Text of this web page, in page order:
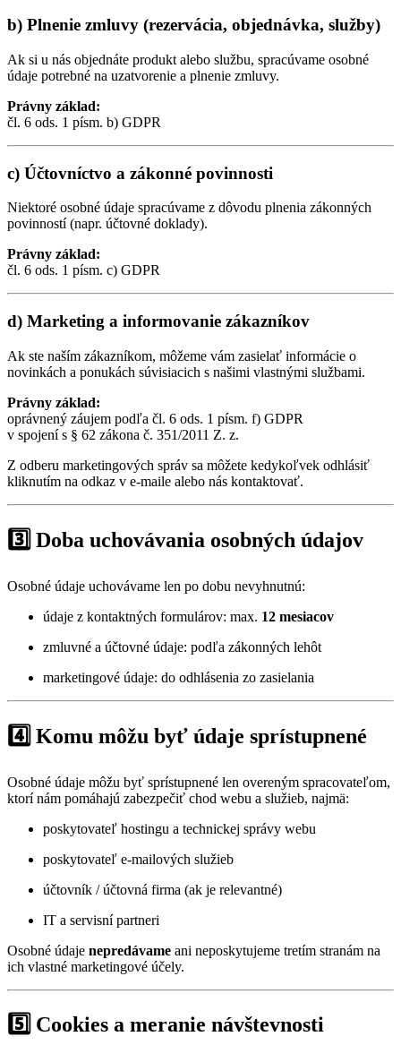
b) Plnenie zmluvy (rezervácia, objednávka, služby)
Ak si u nás objednáte produkt alebo službu, spracúvame osobné
údaje potrebné na uzatvorenie a plnenie zmluvy.
Právny základ:
čl. 6 ods. 1 písm. b) GDPR
c) Účtovníctvo a zákonné povinnosti
Niektoré osobné údaje spracúvame z dôvodu plnenia zákonných
povinností (napr. účtovné doklady).
Právny základ:
čl. 6 ods. 1 písm. c) GDPR
d) Marketing a informovanie zákazníkov
Ak ste naším zákazníkom, môžeme vám zasielať informácie o
novinkách a ponukách súvisiacich s našimi vlastnými službami.
Právny základ:
oprávnený záujem podľa čl. 6 ods. 1 písm. f) GDPR
v spojení s § 62 zákona č. 351/2011 Z. z.
Z odberu marketingových správ sa môžete kedykoľvek odhlásiť
kliknutím na odkaz v e-maile alebo nás kontaktovať.
3️⃣ Doba uchovávania osobných údajov
Osobné údaje uchovávame len po dobu nevyhnutnú:
údaje z kontaktných formulárov: max. 12 mesiacov
zmluvné a účtovné údaje: podľa zákonných lehôt
marketingové údaje: do odhlásenia zo zasielania
4️⃣ Komu môžu byť údaje sprístupnené
Osobné údaje môžu byť sprístupnené len overeným spracovateľom,
ktorí nám pomáhajú zabezpečiť chod webu a služieb, najmä:
poskytovateľ hostingu a technickej správy webu
poskytovateľ e-mailových služieb
účtovník / účtovná firma (ak je relevantné)
IT a servisní partneri
Osobné údaje nepredávame ani neposkytujeme tretím stranám na
ich vlastné marketingové účely.
5️⃣ Cookies a meranie návštevnosti